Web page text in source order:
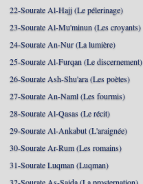
22-Sourate Al-Hajj (Le pélerinage)
23-Sourate Al-Mu'minun (Les croyants)
24-Sourate An-Nur (La lumière)
25-Sourate Al-Furqan (Le discernement)
26-Sourate Ash-Shu'ara (Les poètes)
27-Sourate An-Naml (Les fourmis)
28-Sourate Al-Qasas (Le récit)
29-Sourate Al-Ankabut (L'araignée)
30-Sourate Ar-Rum (Les romains)
31-Sourate Luqman (Luqman)